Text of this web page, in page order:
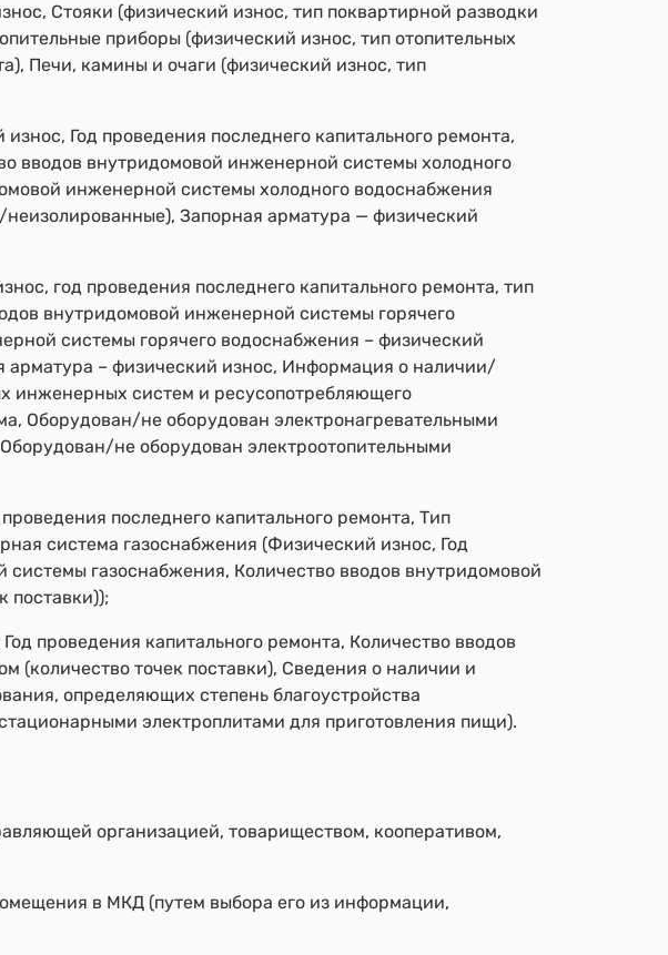
Стояки (физический износ, тип поквартирной разводки
приборы (физический износ, тип отопительных
Печи, камины и очаги (физический износ, тип
Год проведения последнего капитального ремонта,
вводов внутридомовой инженерной системы холодного
инженерной системы холодного водоснабжения
Запорная арматура — физический
год проведения последнего капитального ремонта, тип
внутридомовой инженерной системы горячего
системы горячего водоснабжения – физический
арматура – физический износ, Информация о наличии/
инженерных систем и ресусопотребляющего
Оборудован/не оборудован электронагревательными
не оборудован электроотопительными
последнего капитального ремонта, Тип
система газоснабжения (Физический износ, Год
газоснабжения, Количество вводов внутридомовой
поставки));
проведения капитального ремонта, Количество вводов
точек поставки), Сведения о наличии и
определяющих степень благоустройства
электроплитами для приготовления пищи).
организацией, товариществом, кооперативом,
в МКД (путем выбора его из информации,